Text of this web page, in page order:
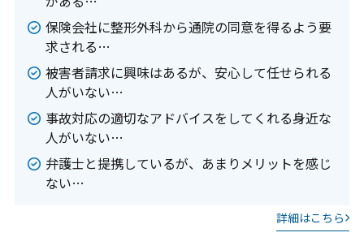
保険会社に整形外科から通院の同意を得るよう要
求される…
被害者請求に興味はあるが、安心して任せられる
人がいない…
事故対応の適切なアドバイスをしてくれる身近な
人がいない…
弁護士と提携しているが、あまりメリットを感じ
ない…
詳細はこちら
メールから相談する
24時間365日受付
LINEから相談する
友だち登録後お問合せください。